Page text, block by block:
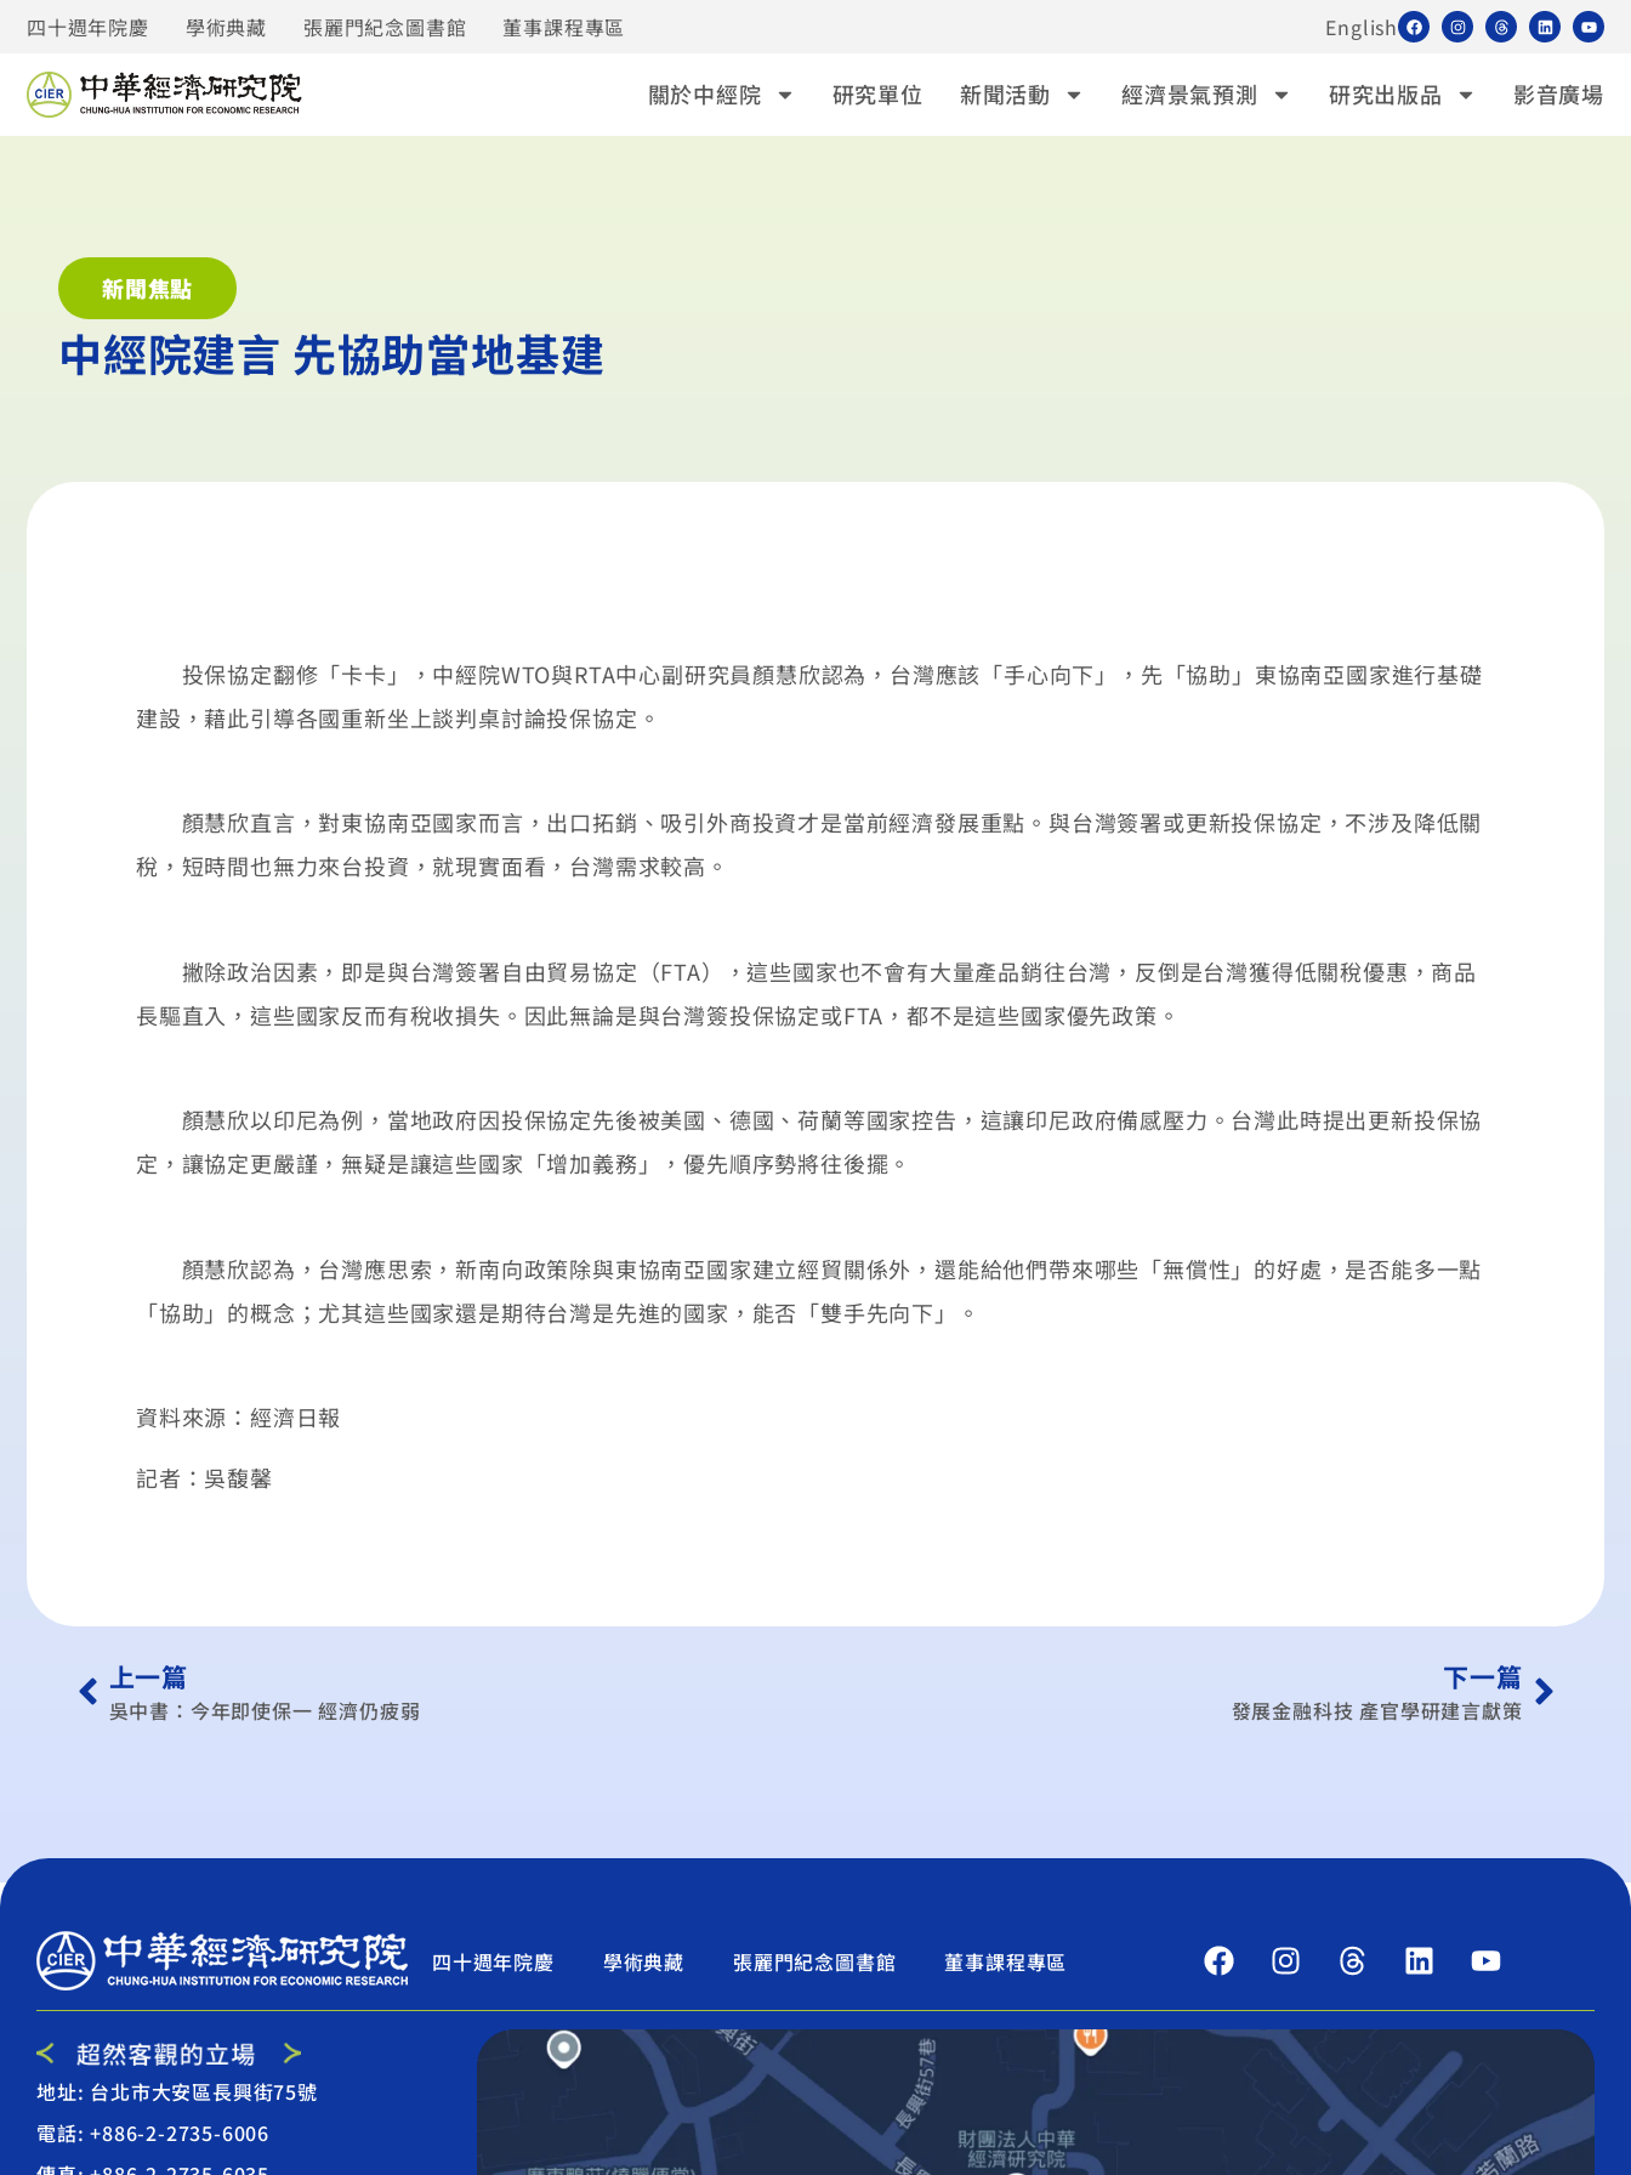
四十週年院慶 學術典藏 張麗門紀念圖書館 董事課程專區 English
關於中經院 研究單位 新聞活動 經濟景氣預測 研究出版品 影音廣場
新聞焦點
中經院建言 先協助當地基建
投保協定翻修「卡卡」，中經院WTO與RTA中心副研究員顏慧欣認為，台灣應該「手心向下」，先「協助」東協南亞國家進行基礎
建設，藉此引導各國重新坐上談判桌討論投保協定。
顏慧欣直言，對東協南亞國家而言，出口拓銷、吸引外商投資才是當前經濟發展重點。與台灣簽署或更新投保協定，不涉及降低關
稅，短時間也無力來台投資，就現實面看，台灣需求較高。
撇除政治因素，即是與台灣簽署自由貿易協定（FTA），這些國家也不會有大量產品銷往台灣，反倒是台灣獲得低關稅優惠，商品
長驅直入，這些國家反而有稅收損失。因此無論是與台灣簽投保協定或FTA，都不是這些國家優先政策。
顏慧欣以印尼為例，當地政府因投保協定先後被美國、德國、荷蘭等國家控告，這讓印尼政府備感壓力。台灣此時提出更新投保協
定，讓協定更嚴謹，無疑是讓這些國家「增加義務」，優先順序勢將往後擺。
顏慧欣認為，台灣應思索，新南向政策除與東協南亞國家建立經貿關係外，還能給他們帶來哪些「無償性」的好處，是否能多一點
「協助」的概念；尤其這些國家還是期待台灣是先進的國家，能否「雙手先向下」。
資料來源：經濟日報
記者：吳馥馨
上一篇
吳中書：今年即使保一 經濟仍疲弱
下一篇
發展金融科技 產官學研建言獻策
四十週年院慶 學術典藏 張麗門紀念圖書館 董事課程專區
地址: 台北市大安區長興街75號
電話: +886-2-2735-6006